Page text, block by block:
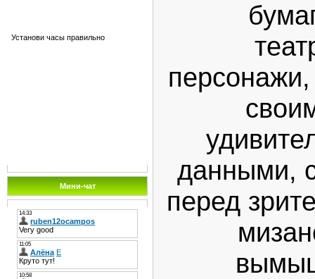
Установи часы правильно
Мини-чат
данными,
перед